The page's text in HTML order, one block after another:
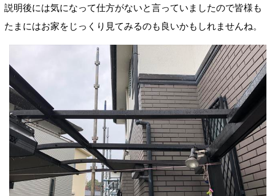
説明後には気になって仕方がないと言っていましたので皆様も
たまにはお家をじっくり見てみるのも良いかもしれませんね。